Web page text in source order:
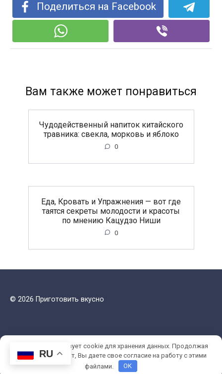
Поделиться на Facebook
Вам также может понравиться
Чудодейственный напиток китайского
травника: свекла, морковь и яблоко
0
Еда, Кровать и Упражнения — вот где
таятся секреты молодости и красоты
по мнению Кацудзо Ниши
0
© 2026 Приготовить вкусно
RU
Этот сайт использует cookie для хранения данных. Продолжая
использовать сайт, Вы даете свое согласие на работу с этими
файлами.
OK